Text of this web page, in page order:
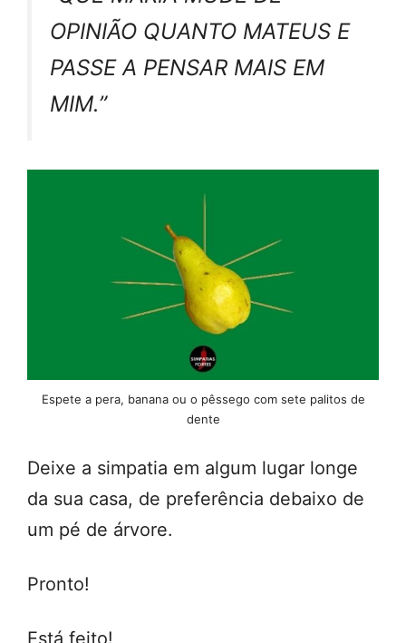
OPINIÃO QUANTO MATEUS E
PASSE A PENSAR MAIS EM
MIM.”
Espete a pera, banana ou o pêssego com sete palitos de
dente
Deixe a simpatia em algum lugar longe
da sua casa, de preferência debaixo de
um pé de árvore.
Pronto!